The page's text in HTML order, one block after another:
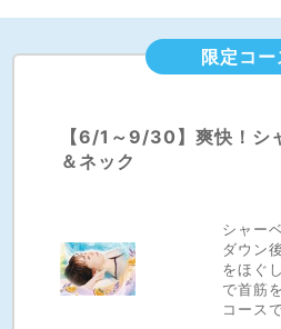
限定コー
【6/1～9/30】爽快！シ
＆ネック
シャー
ダウン
をほぐ
で首筋
コース